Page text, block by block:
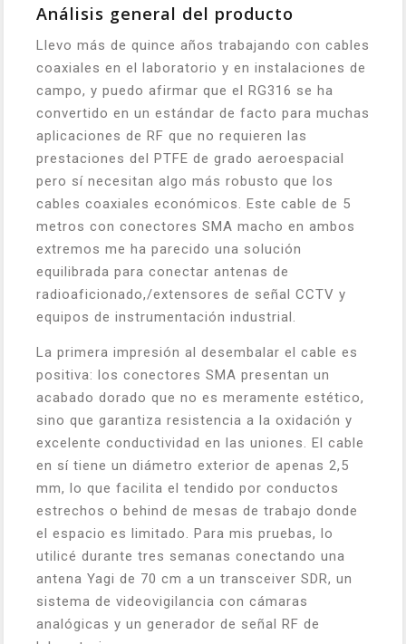
Análisis general del producto
Llevo más de quince años trabajando con cables
coaxiales en el laboratorio y en instalaciones de
campo, y puedo afirmar que el RG316 se ha
convertido en un estándar de facto para muchas
aplicaciones de RF que no requieren las
prestaciones del PTFE de grado aeroespacial
pero sí necesitan algo más robusto que los
cables coaxiales económicos. Este cable de 5
metros con conectores SMA macho en ambos
extremos me ha parecido una solución
equilibrada para conectar antenas de
radioaficionado,/extensores de señal CCTV y
equipos de instrumentación industrial.
La primera impresión al desembalar el cable es
positiva: los conectores SMA presentan un
acabado dorado que no es meramente estético,
sino que garantiza resistencia a la oxidación y
excelente conductividad en las uniones. El cable
en sí tiene un diámetro exterior de apenas 2,5
mm, lo que facilita el tendido por conductos
estrechos o behind de mesas de trabajo donde
el espacio es limitado. Para mis pruebas, lo
utilicé durante tres semanas conectando una
antena Yagi de 70 cm a un transceiver SDR, un
sistema de videovigilancia con cámaras
analógicas y un generador de señal RF de